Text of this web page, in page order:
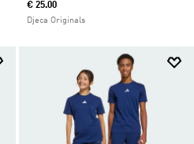
€ 25.00
Djeca Originals